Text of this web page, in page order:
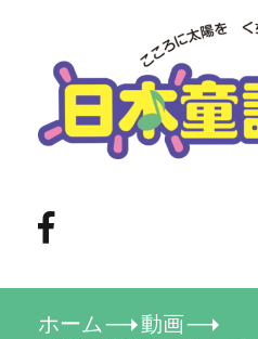
NPO法人 日本童謡の会
ホーム
動画